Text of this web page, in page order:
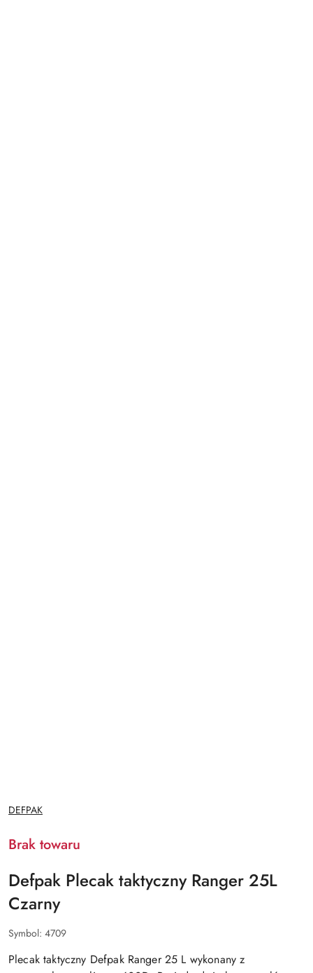
NAZWA
PRODUCENTA:
DEFPAK
Brak towaru
Defpak Plecak taktyczny Ranger 25L
Czarny
Symbol: 4709
Plecak taktyczny Defpak Ranger 25 L wykonany z